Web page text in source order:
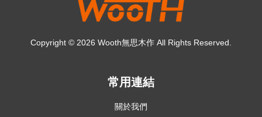
Copyright © 2026 Wooth無思木作 All Rights Reserved.
常用連結
關於我們